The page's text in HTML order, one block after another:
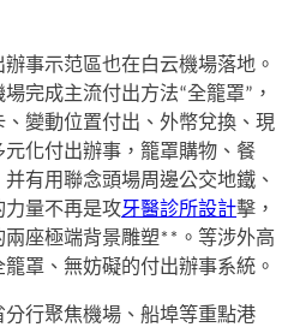
事示范區也在白云機場落地。
完成主流付出方法“全籠罩”，
變動位置付出、外幣兌換、現
化付出辦事，籠罩購物、餐
有用聯念頭場周邊公交地鐵、
力量不再是攻牙醫診所設計擊，
兩座極端背景雕塑**。等涉外高
罩、無妨礙的付出辦事系統。
行聚焦機場、船埠等重點港